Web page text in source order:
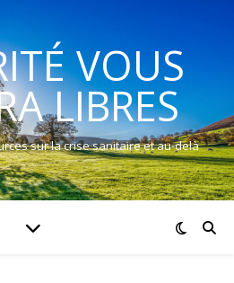
VOUS
LIBRES
sur la crise sanitaire et au-delà